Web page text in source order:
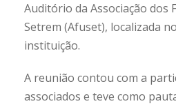
Auditório da Associação dos
Setrem (Afuset), localizada
instituição.
A reunião contou com a
associados e teve como